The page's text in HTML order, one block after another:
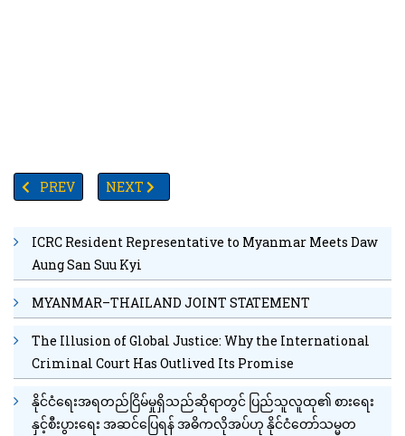
PREVIOUS ARTICLE: စစ်တွေတွင် သုံးရက်ခန့်ကြာပျောက်ဆုံးန
PREV NEXT ARTICLE: အမှတ်(၂)ကမာကြည်တံတားပေါ်မှတ
NEXT
ICRC Resident Representative to Myanmar Meets Daw
Aung San Suu Kyi
MYANMAR–THAILAND JOINT STATEMENT
The Illusion of Global Justice: Why the International
Criminal Court Has Outlived Its Promise
နိုင်ငံရေးအရတည်ငြိမ်မှုရှိသည်ဆိုရာတွင် ပြည်သူလူထု၏ စားရေး
နှင့်စီးပွားရေး အဆင်ပြေရန် အဓိကလိုအပ်ဟု နိုင်ငံတော်သမ္မတ